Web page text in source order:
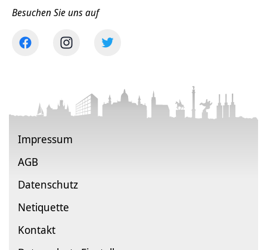
Besuchen Sie uns auf
Impressum
AGB
Datenschutz
Netiquette
Kontakt